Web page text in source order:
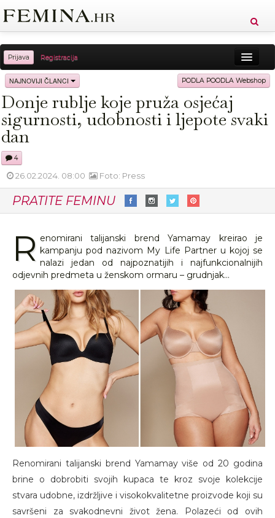
Prijava Registracija
Sreća Zdravlje Vitkost
Moda Ljubav Relax Putovanja Recepti
Proizvodi Cool
NAJNOVIJI ČLANCI PODLA POODLA Webshop
Donje rublje koje pruža osjećaj
sigurnosti, udobnosti i ljepote svaki
dan
4
26.02.2024. 08:00 Foto: Press
PRATITE FEMINU
R enomirani talijanski brend Yamamay kreirao je
kampanju pod nazivom My Life Partner u kojoj se
nalazi jedan od najpoznatijih i najfunkcionalnijih
odjevnih predmeta u ženskom ormaru – grudnjak...
Renomirani talijanski brend Yamamay više od 20 godina
brine o dobrobiti svojih kupaca te kroz svoje kolekcije
stvara udobne, izdržljive i visokokvalitetne proizvode koji su
savršeni za svakodnevni život žena. Polazeći od ovih